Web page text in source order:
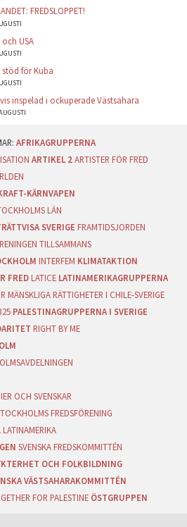
FREDSLOPPET!
USA
för Kuba
inspelad i ockuperade Västsahara
AFRIKAGRUPPERNA
ARTIKEL 2 ARTISTER FÖR FRED
KÄRNVAPEN
LÄN
SVERIGE FRAMTIDSJORDEN
TILLSAMMANS
INTERFEM KLIMATAKTION
FRED LATICE LATINAMERIKAGRUPPERNA
MÄNSKLIGA RÄTTIGHETER I CHILE-SVERIGE
PALESTINAGRUPPERNA I SVERIGE
RIGHT BY ME
OCH SVENSKAR
FREDSFÖRENING
LATINAMERIKA
SVENSKA FREDSKOMMITTÉN
OCH FOLKBILDNING
VÄSTSAHARAKOMMITTÉN
FOR PALESTINE ÖSTGRUPPEN